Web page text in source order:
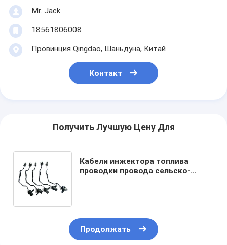
Mr. Jack
18561806008
Провинция Qingdao, Шаньдуна, Китай
Контакт
Получить Лучшую Цену Для
Кабели инжектора топлива
проводки провода сельско-
Продолжать